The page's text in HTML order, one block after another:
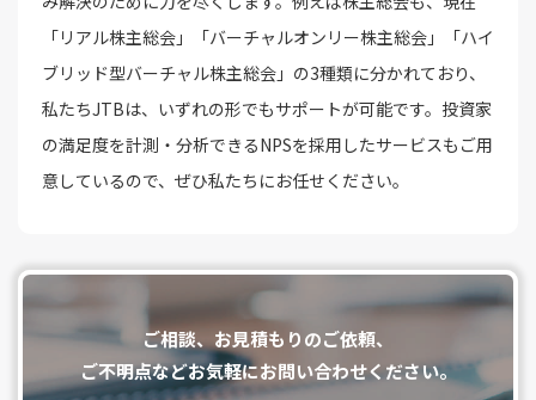
「リアル株主総会」「バーチャルオンリー株主総会」「ハイ
ブリッド型バーチャル株主総会」の3種類に分かれており、
私たちJTBは、いずれの形でもサポートが可能です。投資家
の満足度を計測・分析できるNPSを採用したサービスもご用
意しているので、ぜひ私たちにお任せください。
ご相談、お⾒積もりのご依頼、
ご不明点などお気軽にお問い合わせください。